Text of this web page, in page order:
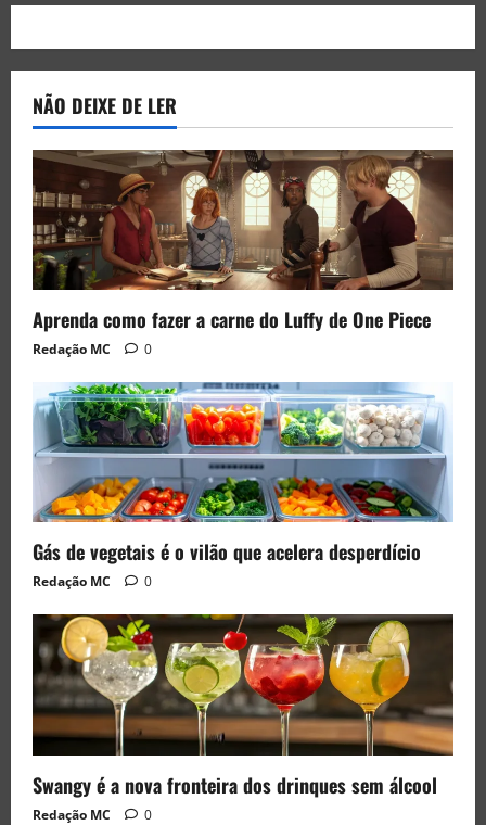
NÃO DEIXE DE LER
Aprenda como fazer a carne do Luffy de One Piece
Redação MC 0
Gás de vegetais é o vilão que acelera desperdício
Redação MC 0
Swangy é a nova fronteira dos drinques sem álcool
Redação MC 0